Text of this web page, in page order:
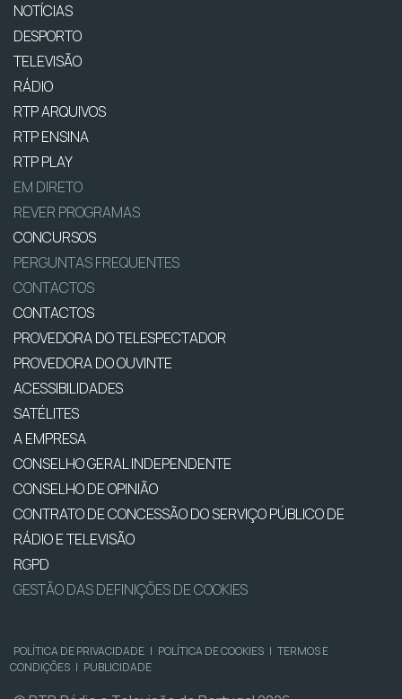
NOTÍCIAS
DESPORTO
TELEVISÃO
RÁDIO
RTP ARQUIVOS
RTP ENSINA
RTP PLAY
EM DIRETO
REVER PROGRAMAS
CONCURSOS
PERGUNTAS FREQUENTES
CONTACTOS
CONTACTOS
PROVEDORA DO TELESPECTADOR
PROVEDORA DO OUVINTE
ACESSIBILIDADES
SATÉLITES
A EMPRESA
CONSELHO GERAL INDEPENDENTE
CONSELHO DE OPINIÃO
CONTRATO DE CONCESSÃO DO SERVIÇO PÚBLICO DE
RÁDIO E TELEVISÃO
RGPD
GESTÃO DAS DEFINIÇÕES DE COOKIES
POLÍTICA DE PRIVACIDADE | POLÍTICA DE COOKIES | TERMOS E
CONDIÇÕES | PUBLICIDADE